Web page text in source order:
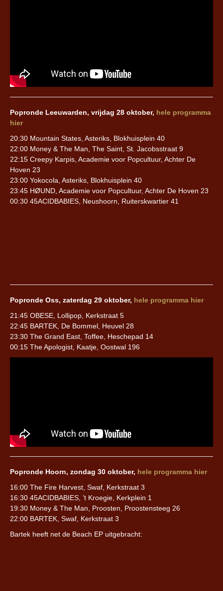
Popronde Leeuwarden, vrijdag 28 oktober, hele programma
hier
20:30 Mountain States, Asteriks, Blokhuisplein 40
22:00 Money & The Man, The Saint, St. Jacobsstraat 9
22:15 Creepy Karpis, Academie voor Popcultuur, Achter De
Hoven 23
23:00 Yokocola, Asteriks, Blokhuisplein 40
23:45 HØUND, Academie voor Popcultuur, Achter De Hoven 23
00:30 45ACIDBABIES, Neushoorn, Ruiterskwartier 41
Popronde Oss, zaterdag 29 oktober, hele programma hier
21:45 OBESE, Lollipop, Kerkstraat 5
22:45 BARTEK, De Bommel, Heuvel 28
23:30 The Grand East, Toffee, Heschepad 14
00:15 The Apologist, Kaatje, Oostwal 196
Popronde Hoorn, zondag 30 oktober, hele programma hier
16:00 The Fire Harvest, Swaf, Kerkstraat 3
16:30 45ACIDBABIES, ’t Kroegie, Kerkplein 1
19:30 Money & The Man, Proosten, Proostensteeg 26
22:00 BARTEK, Swaf, Kerkstraat 3
Bartek heeft net de Beach EP uitgebracht: